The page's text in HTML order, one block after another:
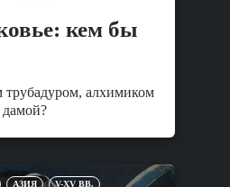
кем бы
алхимиком
АЗИЯ V-XV ВВ.